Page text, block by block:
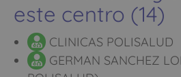
este centro (14)
CLINICAS POLISALUD
GERMAN SANCHEZ